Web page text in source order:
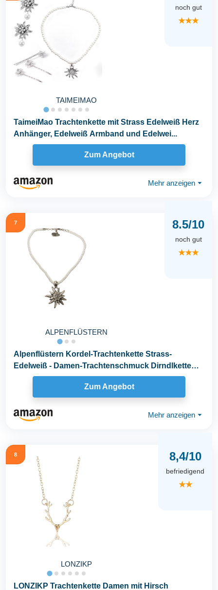
TAIMEIMAO
noch gut
★★★
TaimeiMao Trachtenkette mit Strass Edelweiß Herz
Anhänger, Edelweiß Armband und Edelwei...
Zum Angebot
Mehr anzeigen ⏷
7
ALPENFLÜSTERN
8.5/10
noch gut
★★★
Alpenflüstern Kordel-Trachtenkette Strass-
Edelweiß - Damen-Trachtenschmuck Dirndlkette
Zum Angebot
Mehr anzeigen ⏷
8
LONZIKP
8,4/10
befriedigend
★★
LONZIKP Trachtenkette Damen mit Hirsch